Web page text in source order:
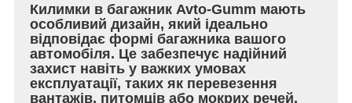
Килимки в багажник Avto-Gumm мають
особливий дизайн, який ідеально
відповідає формі багажника вашого
автомобіля. Це забезпечує надійний
захист навіть у важких умовах
експлуатації, таких як перевезення
вантажів, питомців або мокрих речей.